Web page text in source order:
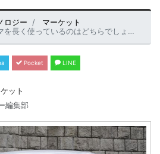
ロジー
マーケット
るのはどちらでしょうか？ 平均車齢を国別に比べてみよう
Pocket LINE
ット
編集部